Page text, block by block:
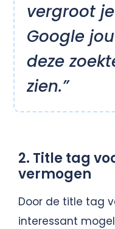
vergroot
Google
deze
zien.”
2. Title tag
vermogen
Door de title tag
interessant